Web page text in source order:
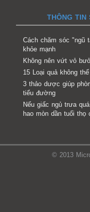
THÔNG TIN
Cách chăm sóc "ngũ
khỏe mạnh
Không nên vứt vỏ
15 Loại quả không
3 thảo dược giúp
tiểu đường
Nếu giấc ngủ trưa
hao mòn dần tuổi thọ
© 2013